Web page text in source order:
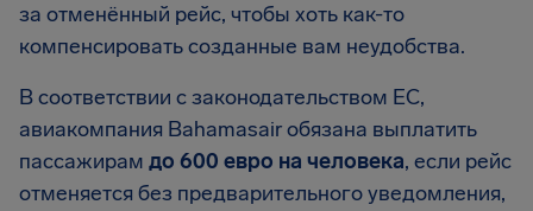
за отменённый рейс, чтобы хоть как-то
компенсировать созданные вам неудобства.
В соответствии с законодательством ЕС,
авиакомпания Bahamasair обязана выплатить
пассажирам до 600 евро на человека, если рейс
отменяется без предварительного уведомления,